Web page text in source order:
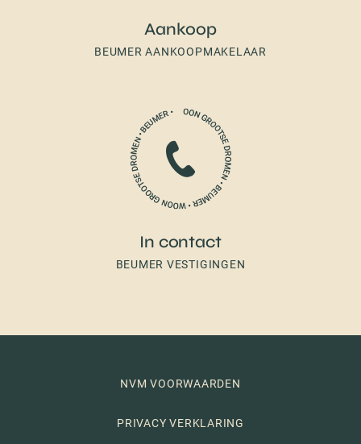
Aankoop
BEUMER AANKOOPMAKELAAR
In contact
BEUMER VESTIGINGEN
NVM VOORWAARDEN
PRIVACY VERKLARING